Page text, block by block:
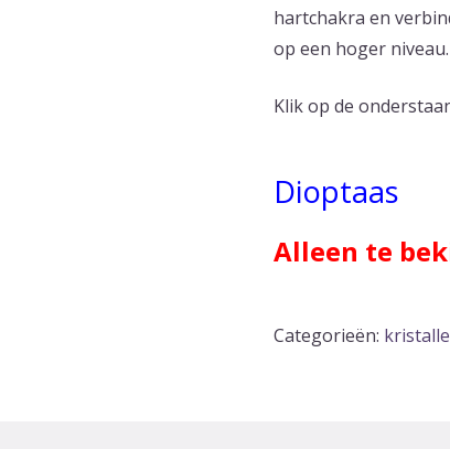
hartchakra en
op een hoger niveau.
Klik op de
Dioptaas
Alleen te
Categorieën: